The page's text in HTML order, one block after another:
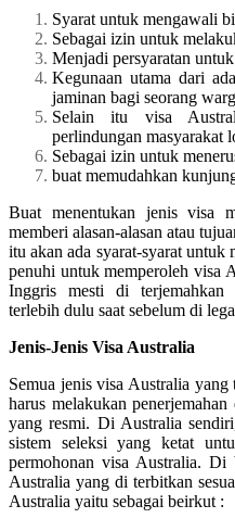
Syarat untuk mengawali
Sebagai izin untuk
Menjadi persyaratan
Kegunaan utama dari
jaminan bagi seorang
Selain itu visa
perlindungan masyarakat
Sebagai izin untuk
buat memudahkan
Buat menentukan jenis visa
memberi alasan-alasan atau
itu akan ada syarat-syarat untuk
penuhi untuk memperoleh visa
Inggris mesti di terjemahkan
terlebih dulu saat sebelum di
Jenis-Jenis Visa Australia
Semua jenis visa Australia yang
harus melakukan penerjemahan
yang resmi. Di Australia
sistem seleksi yang ketat
permohonan visa Australia.
Australia yang di terbitkan
Australia yaitu sebagai beirkut :